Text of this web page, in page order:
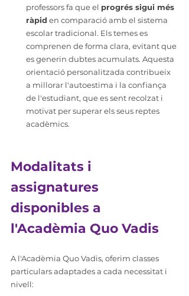
professors fa que el progrés sigui més
ràpid en comparació amb el sistema
escolar tradicional. Els temes es
comprenen de forma clara, evitant que
es generin dubtes acumulats. Aquesta
orientació personalitzada contribueix
a millorar l'autoestima i la confiança
de l'estudiant, que es sent recolzat i
motivat per superar els seus reptes
acadèmics.
Modalitats i
assignatures
disponibles a
l'Acadèmia Quo Vadis
A l'Acadèmia Quo Vadis, oferim classes
particulars adaptades a cada necessitat i
nivell: